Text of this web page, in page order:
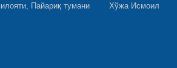
Пайариқ тумани Хўжа Исмоил